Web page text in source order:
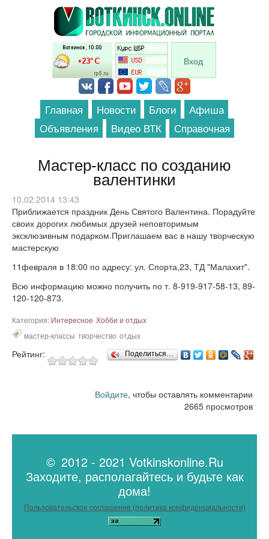
Перейти к основному содержанию
Вход
Главная Новости Блоги
Афиша
Объявления
Видео ВТК Справочная
Мастер-класс по созданию
валентинки
10.02.2014 13:43
Приближается праздник День Святого Валентина. Порадуйте
своих дорогих любимых друзей неповторимым
эксклюзивным подарком.Приглашаем вас в нашу творческую
мастерскую
11февраля в 18:00 по адресу: ул. Спорта,23, ТД "Малахит".
Всю информацию можно получить по т. 8-919-917-58-13, 89-
120-120-873.
Категория: Интересное Хобби и отдых
мастер-классы творчество отдых
Рейтинг: Поделиться…
Войдите, чтобы оставлять комментарии
2665 просмотров
© 2012 - 2021 Votkinskonline.Ru
Заходите, располагайтесь и будьте как
дома!
Пользовательское соглашение (политика конфиденциальности)